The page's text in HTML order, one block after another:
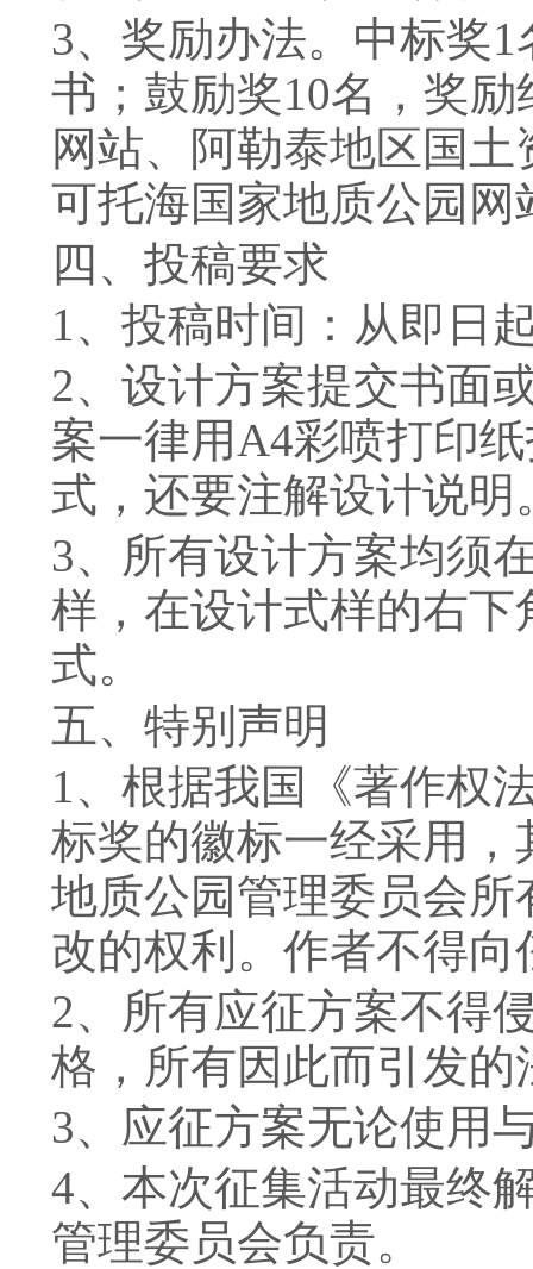
3、奖励办法。中标奖1
书；鼓励奖10名，奖励
网站、阿勒泰地区国
可托海国家地质公园
四、投稿要求
1、投稿时间：从即日
2、设计方案提交书面
案一律用A4彩喷打印
式，还要注解设计说明
3、所有设计方案均须
样，在设计式样的右
式。
五、特别声明
1、根据我国《著作权
标奖的徽标一经采用
地质公园管理委员会
改的权利。作者不得
2、所有应征方案不得
格，所有因此而引发
3、应征方案无论使用
4、本次征集活动最终
管理委员会负责。